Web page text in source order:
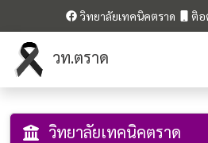
วิทยาลัยเทคนิคตราด ติอ
วท.ตราด
วิทยาลัยเทคนิคตราด